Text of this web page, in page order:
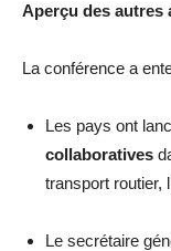
Aperçu des autres
La conférence a
Les pays ont
collaboratives
transport routier,
Le secrétaire